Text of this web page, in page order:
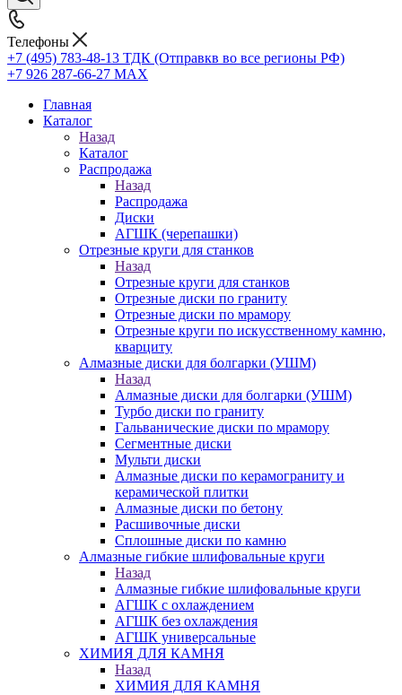
Телефоны
+7 (495) 783-48-13 ТДК (Отправкв во все регионы РФ)
+7 926 287-66-27 МАХ
Главная
Каталог
Назад
Каталог
Распродажа
Назад
Распродажа
Диски
АГШК (черепашки)
Отрезные круги для станков
Назад
Отрезные круги для станков
Отрезные диски по граниту
Отрезные диски по мрамору
Отрезные круги по искусственному камню,
кварциту
Алмазные диски для болгарки (УШМ)
Назад
Алмазные диски для болгарки (УШМ)
Турбо диски по граниту
Гальванические диски по мрамору
Сегментные диски
Мульти диски
Алмазные диски по керамограниту и
керамической плитки
Алмазные диски по бетону
Расшивочные диски
Сплошные диски по камню
Алмазные гибкие шлифовальные круги
Назад
Алмазные гибкие шлифовальные круги
АГШК с охлаждением
АГШК без охлаждения
АГШК универсальные
ХИМИЯ ДЛЯ КАМНЯ
Назад
ХИМИЯ ДЛЯ КАМНЯ